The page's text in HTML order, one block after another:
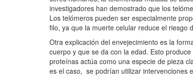
investigadores han demostrado que los
Los telómeros pueden ser especialmente
filo, ya que la muerte celular reduce el riesgo
Otra explicación del envejecimiento es la
cuerpo y que se da con la edad. Esto
proteínas actúa como una especie de pieza
es el caso, se podrían utilizar intervenciones